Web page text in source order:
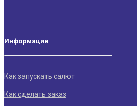
Информация
Как запускать салют
Как сделать заказ